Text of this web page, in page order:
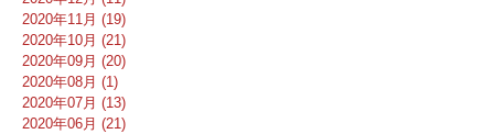
2020年11月 (19)
2020年10月 (21)
2020年09月 (20)
2020年08月 (1)
2020年07月 (13)
2020年06月 (21)